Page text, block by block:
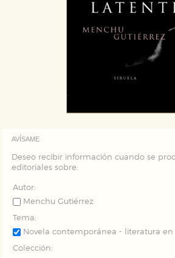
AVÍSAME
Deseo recibir información cuando se
editoriales sobre:
Autor:
Menchu Gutiérrez
Tema:
Novela contemporánea - literatura
Colección: